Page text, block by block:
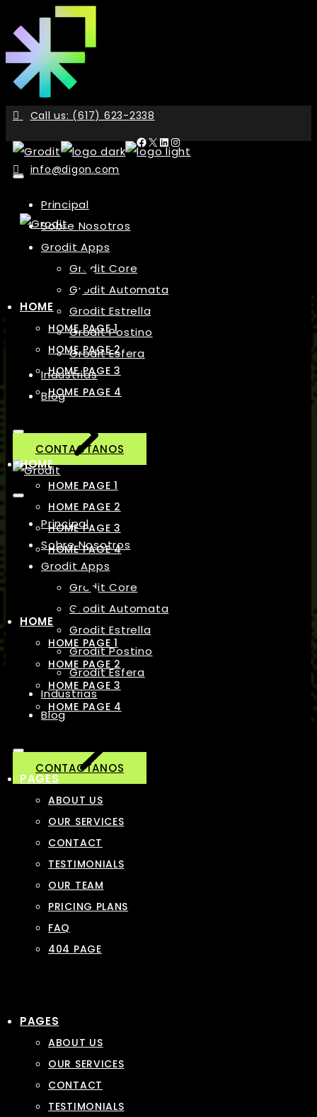
to
content
Call us: (617) 623-2338
Facebook
X LinkedIn
Instagram
info@digon.com
Principal
Sobre Nosotros
Grodit Apps
Grodit Core
Grodit Automata
Grodit Estrella
Grodit Postino
Grodit Esfera
Industrias
Blog
CONTACTANOS
Principal
Sobre Nosotros
Grodit Apps
Grodit Core
Grodit Automata
Grodit Estrella
Grodit Postino
Grodit Esfera
Industrias
Blog
CONTACTANOS
HOME
HOME PAGE 1
HOME PAGE 2
HOME PAGE 3
HOME PAGE 4
HOME
HOME PAGE 1
HOME PAGE 2
HOME PAGE 3
HOME PAGE 4
HOME
HOME PAGE 1
HOME PAGE 2
HOME PAGE 3
HOME PAGE 4
PAGES
ABOUT US
OUR SERVICES
CONTACT
TESTIMONIALS
OUR TEAM
PRICING PLANS
FAQ
404 PAGE
PAGES
ABOUT US
OUR SERVICES
CONTACT
TESTIMONIALS